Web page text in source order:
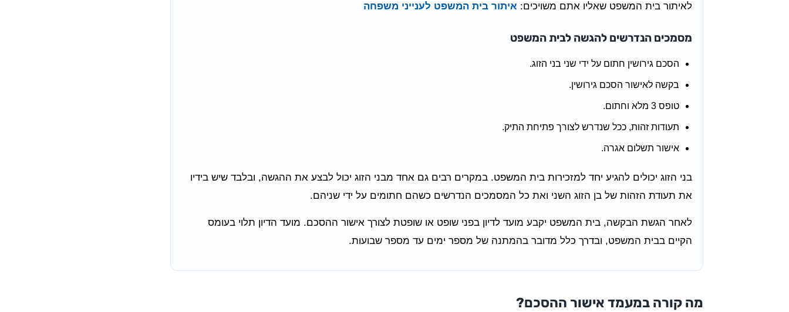
לאיתור בית המשפט שאליו אתם משויכים: איתור בית המשפט לענייני משפחה
מסמכים הנדרשים להגשה לבית המשפט
הסכם גירושין חתום על ידי שני בני הזוג.
בקשה לאישור הסכם גירושין.
טופס 3 מלא וחתום.
תעודות זהות, ככל שנדרש לצורך פתיחת התיק.
אישור תשלום אגרה.
בני הזוג יכולים להגיע יחד למזכירות בית המשפט. במקרים רבים גם אחד מבני הזוג יכול לבצע את ההגשה, ובלבד שיש בידיו
את תעודת הזהות של בן הזוג השני ואת כל המסמכים הנדרשים כשהם חתומים על ידי שניהם.
לאחר הגשת הבקשה, בית המשפט יקבע מועד לדיון בפני שופט או שופטת לצורך אישור ההסכם. מועד הדיון תלוי בעומס
הקיים בבית המשפט, ובדרך כלל מדובר בהמתנה של מספר ימים עד מספר שבועות.
מה קורה במעמד אישור ההסכם?